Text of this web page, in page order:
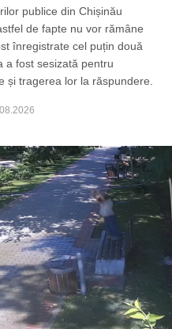
și continuă
circumstanțele în
publice din Chișinău
de fapte nu vor rămâne
înregistrate cel puțin două
a fost sesizată pentru
și tragerea lor la răspundere.